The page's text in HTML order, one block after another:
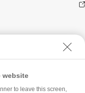
website
to leave this screen,